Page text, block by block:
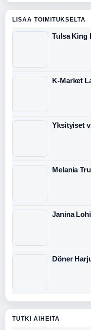
LISAA TOIMITUKSELTA
Tulsa King
K-Market
Yksityiset
Melania
Janina
Döner
TUTKI AIHEITA